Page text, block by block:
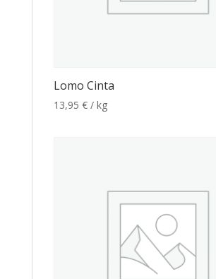
Lomo Cinta
13,95 € / kg